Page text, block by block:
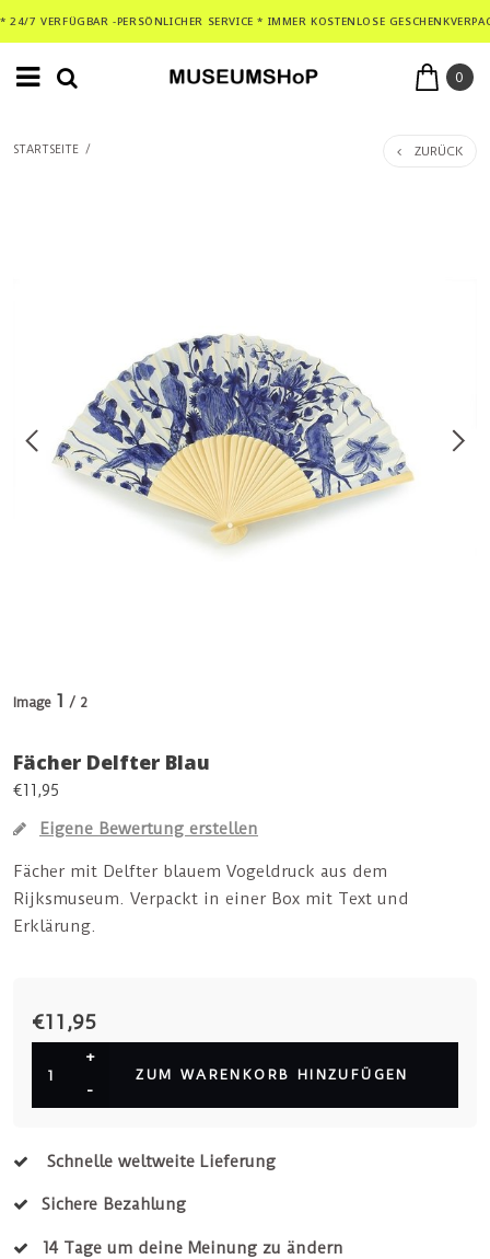
* 24/7 VERFÜGBAR -PERSÖNLICHER SERVICE * IMMER KOSTENLOSE
0
STARTSEITE / ZURÜCK
Image 1 / 2
Fächer Delfter Blau
€11,95
Eigene Bewertung erstellen
Fächer mit Delfter blauem Vogeldruck aus dem
Rijksmuseum. Verpackt in einer Box mit Text und
Erklärung.
€11,95
+
-
ZUM WARENKORB HINZUFÜGEN
Schnelle weltweite Lieferung
Sichere Bezahlung
14 Tage um deine Meinung zu ändern